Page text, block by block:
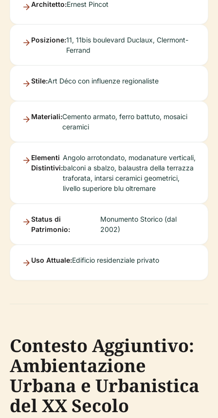
Architetto:Ernest Pincot
Posizione:11, 11bis boulevard Duclaux, Clermont-
Ferrand
Stile:Art Déco con influenze regionaliste
Materiali:Cemento armato, ferro battuto, mosaici
ceramici
Elementi
Distintivi:
Angolo arrotondato, modanature verticali,
balconi a sbalzo, balaustra della terrazza
traforata, intarsi ceramici geometrici,
livello superiore blu oltremare
Status di
Patrimonio:
Monumento Storico (dal
2002)
Uso Attuale:Edificio residenziale privato
Contesto Aggiuntivo:
Ambientazione
Urbana e Urbanistica
del XX Secolo